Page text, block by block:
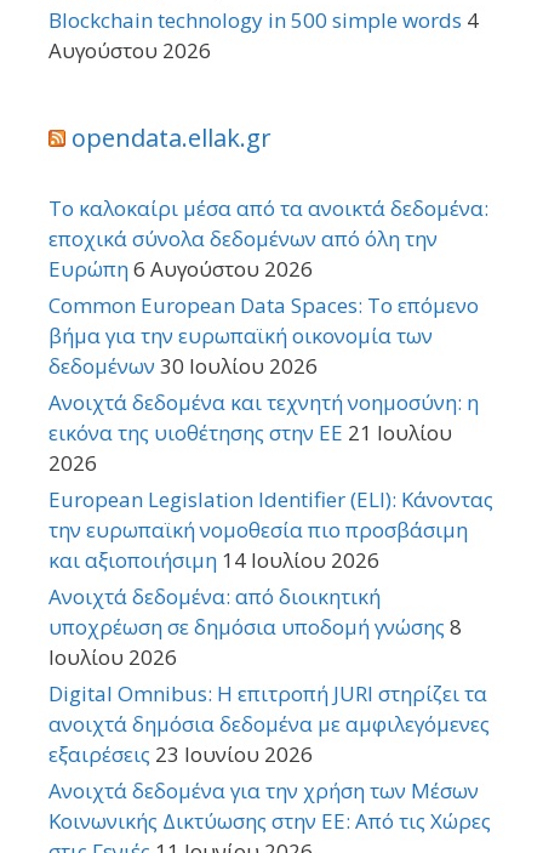
Blockchain technology in 500 simple words 4
Αυγούστου 2026
opendata.ellak.gr
Το καλοκαίρι μέσα από τα ανοικτά δεδομένα:
εποχικά σύνολα δεδομένων από όλη την
Ευρώπη6 Αυγούστου 2026
Common European Data Spaces: Το επόμενο
βήμα για την ευρωπαϊκή οικονομία των
δεδομένων 30 Ιουλίου 2026
Ανοιχτά δεδομένα και τεχνητή νοημοσύνη: η
εικόνα της υιοθέτησης στην ΕΕ 21 Ιουλίου
2026
European Legislation Identifier (ELI): Κάνοντας
την ευρωπαϊκή νομοθεσία πιο προσβάσιμη
και αξιοποιήσιμη 14 Ιουλίου 2026
Ανοιχτά δεδομένα: από διοικητική
υποχρέωση σε δημόσια υποδομή γνώσης 8
Ιουλίου 2026
Digital Omnibus: Η επιτροπή JURI στηρίζει τα
ανοιχτά δημόσια δεδομένα με αμφιλεγόμενες
εξαιρέσεις 23 Ιουνίου 2026
Ανοιχτά δεδομένα για την χρήση των Μέσων
Κοινωνικής Δικτύωσης στην ΕΕ: Από τις Χώρες